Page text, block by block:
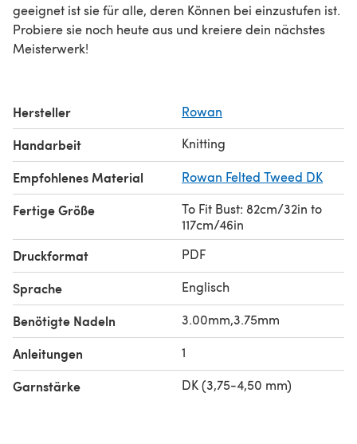
geeignet ist sie für alle, deren Können bei einzustufen ist.
Probiere sie noch heute aus und kreiere dein nächstes
Meisterwerk!
Hersteller Rowan
Handarbeit Knitting
Empfohlenes Material Rowan Felted Tweed DK
Fertige Größe
To Fit Bust: 82cm/32in to
117cm/46in
Druckformat PDF
Sprache Englisch
Benötigte Nadeln 3.00mm,3.75mm
Anleitungen 1
Garnstärke DK (3,75-4,50 mm)